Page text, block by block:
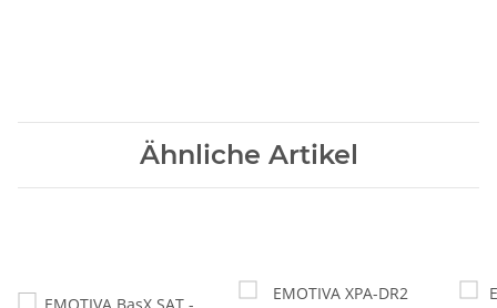
Ähnliche Artikel